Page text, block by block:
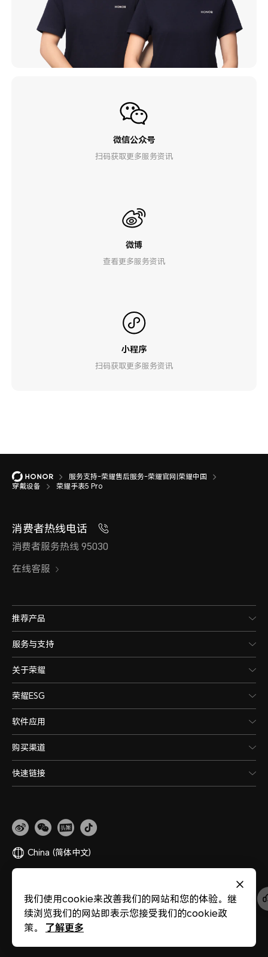
微信公众号
扫码获取更多服务资讯
微博
查看更多服务资讯
小程序
扫码获取更多服务资讯
服务支持-荣耀售后服务-荣耀官网|荣耀中国
穿戴设备
荣耀手表5 Pro
消费者热线电话
消费者服务热线 95030
在线客服
推荐产品
服务与支持
关于荣耀
荣耀ESG
软件应用
购买渠道
快速链接
China (简体中文)
版权所有 © 荣耀终端股份有限公司 2020-2026 保留一切权利。
44030002002883
粤ICP备20047157号
我们使用cookie来改善我们的网站和您的体验。继
续浏览我们的网站即表示您接受我们的cookie政
策。
了解更多